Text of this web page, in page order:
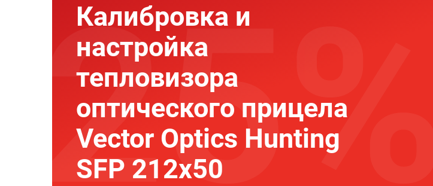
Калибровка и
настройка
тепловизора
оптического прицела
Vector Optics Hunting
SFP 212x50